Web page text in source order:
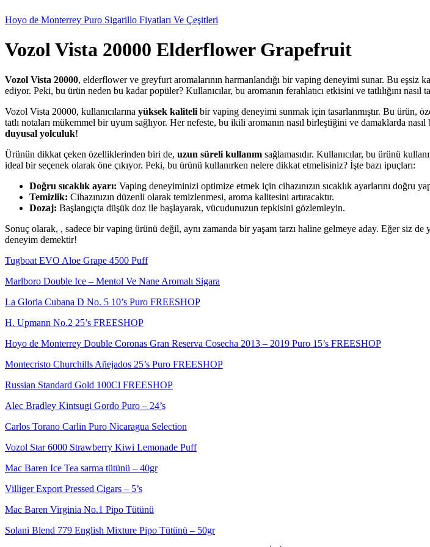
Hoyo de Monterrey Puro Sigarillo Fiyatları Ve Çeşitleri
Vozol Vista 20000 Elderflower Grapefruit
Vozol Vista 20000, elderflower ve greyfurt aromalarının harmanlandığı bir vaping deneyimi sunar. Bu eşsiz
ediyor. Peki, bu ürün neden bu kadar popüler? Kullanıcılar, bu aromanın ferahlatıcı etkisini ve tatlılığını
Vozol Vista 20000, kullanıcılarına yüksek kaliteli bir vaping deneyimi sunmak için tasarlanmıştır. Bu ürün,
tatlı notaları mükemmel bir uyum sağlıyor. Her nefeste, bu ikili aromanın nasıl birleştiğini ve damaklarda
duyusal yolculuk!
Ürünün dikkat çeken özelliklerinden biri de, uzun süreli kullanım sağlamasıdır. Kullanıcılar, bu ürünü
ideal bir seçenek olarak öne çıkıyor. Peki, bu ürünü kullanırken nelere dikkat etmelisiniz? İşte bazı ipuçları:
Doğru sıcaklık ayarı: Vaping deneyiminizi optimize etmek için cihazınızın sıcaklık ayarlarını doğru
Temizlik: Cihazınızın düzenli olarak temizlenmesi, aroma kalitesini artıracaktır.
Dozaj: Başlangıçta düşük doz ile başlayarak, vücudunuzun tepkisini gözlemleyin.
Sonuç olarak, , sadece bir vaping ürünü değil, aynı zamanda bir yaşam tarzı haline gelmeye aday. Eğer siz
deneyim demektir!
Tugboat EVO Aloe Grape 4500 Puff
Marlboro Double Ice – Mentol Ve Nane Aromalı Sigara
La Gloria Cubana D No. 5 10’s Puro FREESHOP
H. Upmann No.2 25’s FREESHOP
Hoyo de Monterrey Double Coronas Gran Reserva Cosecha 2013 – 2019 Puro 15’s FREESHOP
Montecristo Churchills Añejados 25’s Puro FREESHOP
Russian Standard Gold 100Cl FREESHOP
Alec Bradley Kintsugi Gordo Puro – 24’s
Carlos Torano Carlin Puro Nicaragua Selection
Vozol Star 6000 Strawberry Kiwi Lemonade Puff
Mac Baren Ice Tea sarma tütünü – 40gr
Villiger Export Pressed Cigars – 5’s
Mac Baren Virginia No.1 Pipo Tütünü
Solani Blend 779 English Mixture Pipo Tütünü – 50gr